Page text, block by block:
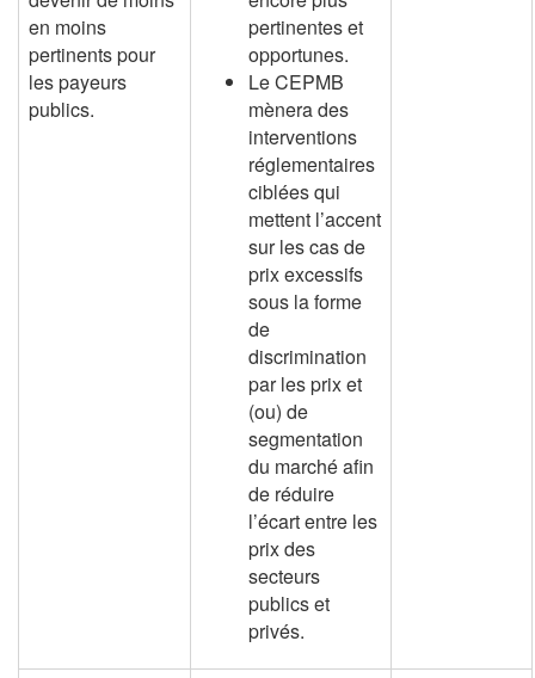
en moins
pertinents pour
les payeurs
publics.
pertinentes et
opportunes.
Le CEPMB
mènera des
interventions
réglementaires
ciblées qui
mettent l’accent
sur les cas de
prix excessifs
sous la forme
de
discrimination
par les prix et
(ou) de
segmentation
du marché afin
de réduire
l’écart entre les
prix des
secteurs
publics et
privés.